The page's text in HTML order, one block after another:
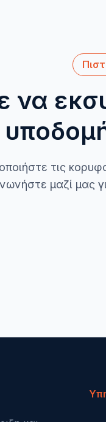
να
τις
μαζί μας